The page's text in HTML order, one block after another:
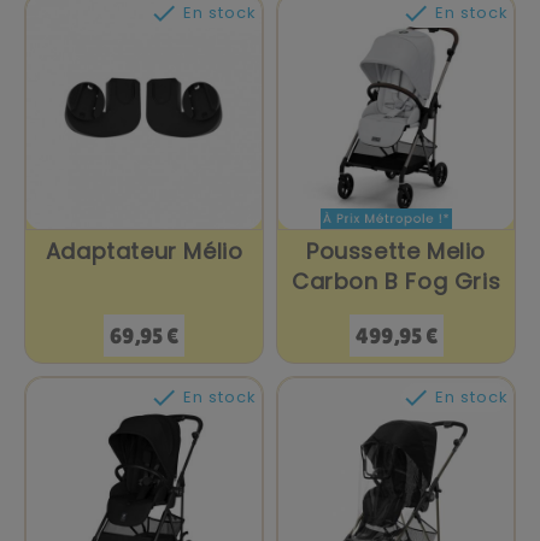
 En stock
Adaptateur Mélio
Prix
69,95 €
 En stock
Poussette Melio
Carbon B Fog Gris
Prix
499,95 €
 En stock  En stock